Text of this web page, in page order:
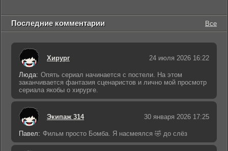
Последние комментарии Все
Хирург 24 июля 2026 16:22
Люда: Опять сериал начинается с постели. На этом
заканчивается фантазия сценаристов и лично мой просмотр
сериала якобы о хирурге.
Экипаж 314 30 января 2026 17:25
Павел: Фильм просто Бомба. Я насмеялся 🤣 до слёз